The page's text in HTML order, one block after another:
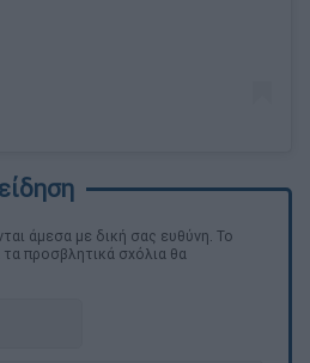
άμεσα με δική σας ευθύνη. Το
προσβλητικά σχόλια θα